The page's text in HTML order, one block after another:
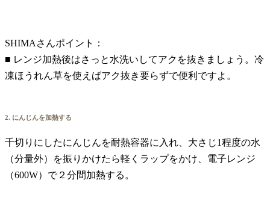
SHIMAさんポイント：
■ レンジ加熱後はさっと水洗いしてアクを抜きましょう。冷
凍ほうれん草を使えばアク抜き要らずで便利ですよ。
2. にんじんを加熱する
千切りにしたにんじんを耐熱容器に入れ、大さじ1程度の水
（分量外）を振りかけたら軽くラップをかけ、電子レンジ
（600W）で２分間加熱する。